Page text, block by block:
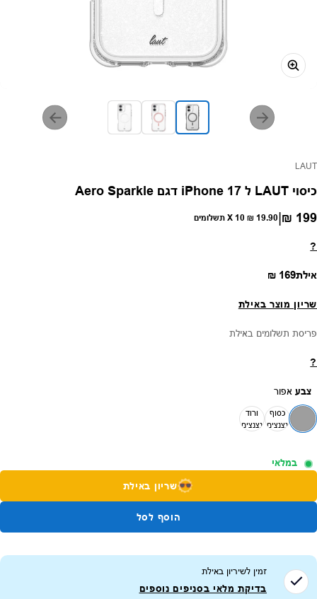
ספק:
LAUT
כיסוי LAUT ל iPhone 17 דגם Aero Sparkle
מחיר רגיל
199 ₪
|
19.90 ₪ X 10 תשלומים
?
אילתמחיר רגיל
169 ₪
שריון מוצר באילת
פריסת תשלומים באילת
?
צבע אפור
כסוף
נצנצים
ורוד
נצנצים
במלאי
שריון באילת
הוסף לסל
זמין לשיריון באילת
בדיקת מלאי בסניפים נוספים